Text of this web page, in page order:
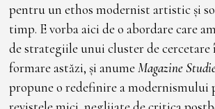
pentru un ethos modernist artistic și
timp. E vorba aici de o abordare care
de strategiile unui cluster de cercetare
formare astăzi, și anumeMagazine
propune o redefinire a modernismului